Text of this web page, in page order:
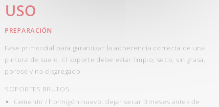
USO
PREPARACIÓN
Fase primordial para garantizar la adherencia correcta de una
pintura de suelo. El soporte debe estar limpio, seco, sin grasa,
poroso y no disgregado.
SOPORTES BRUTOS:
Cemento / hormigón nuevo: dejar secar 3 meses antes de